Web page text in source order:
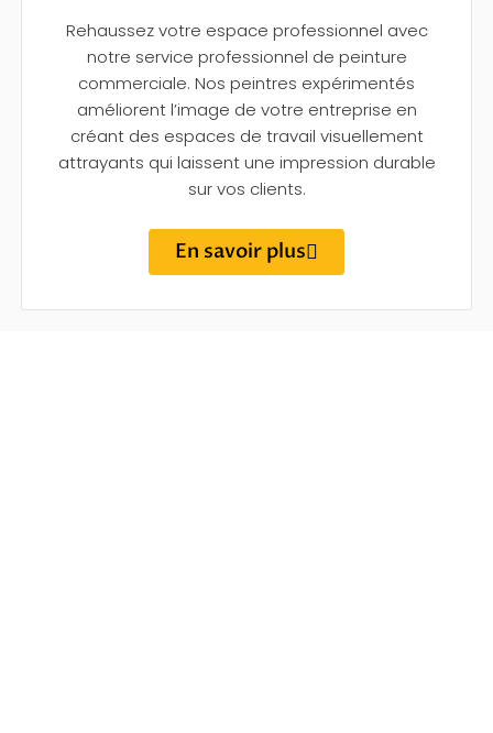
Rehaussez votre espace professionnel avec
notre service professionnel de peinture
commerciale. Nos peintres expérimentés
améliorent l’image de votre entreprise en
créant des espaces de travail visuellement
attrayants qui laissent une impression durable
sur vos clients.
En savoir plus